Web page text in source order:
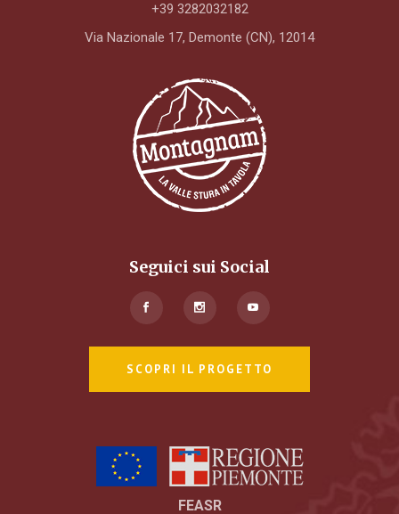
+39 3282032182
Via Nazionale 17, Demonte (CN), 12014
Seguici sui Social
SCOPRI IL PROGETTO
FEASR